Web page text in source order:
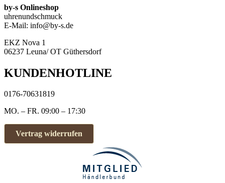
by-s Onlineshop
uhrenundschmuck
E-Mail: info@by-s.de
EKZ Nova 1
06237 Leuna/ OT Güthersdorf
KUNDENHOTLINE
0176-70631819
MO. – FR. 09:00 – 17:30
Vertrag widerrufen